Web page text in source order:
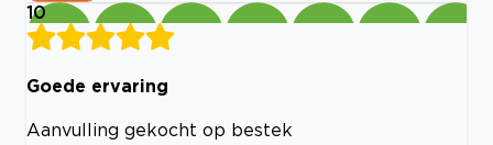
10
Goede ervaring
Aanvulling gekocht op bestek